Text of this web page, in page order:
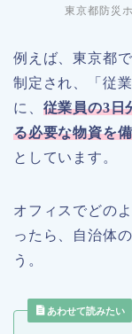
東京都防災
例えば、東京都で
制定され、「従
に、 従業員の3日
る必要な物資を
としています。
オフィスでどの
ったら、自治体
う。
あわせて読みたい